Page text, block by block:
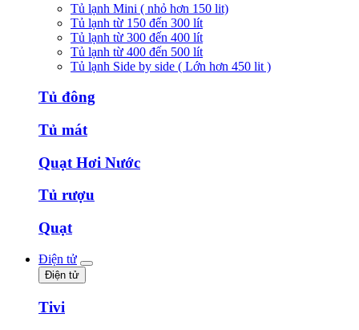
Tủ lạnh Mini ( nhỏ hơn 150 lit)
Tủ lạnh từ 150 đến 300 lít
Tủ lạnh từ 300 đến 400 lít
Tủ lạnh từ 400 đến 500 lít
Tủ lạnh Side by side ( Lớn hơn 450 lit )
Tủ đông
Tủ mát
Quạt Hơi Nước
Tủ rượu
Quạt
Điện tử
Điện tử
Tivi